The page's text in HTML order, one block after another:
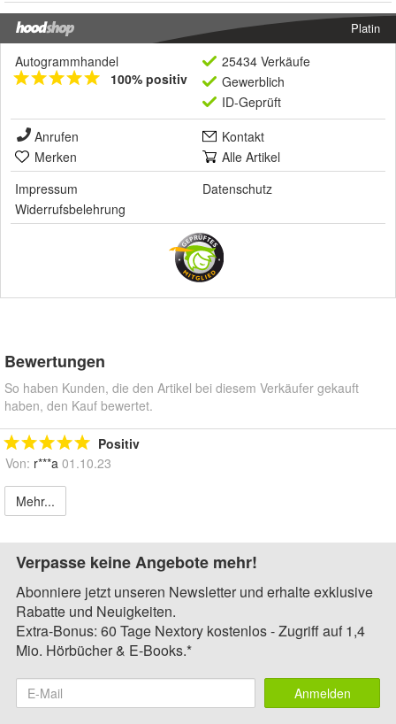
Platin
Autogrammhandel
100% positiv
25434 Verkäufe
Gewerblich
ID-Geprüft
Anrufen
Kontakt
Merken
Alle Artikel
Impressum
Datenschutz
Widerrufsbelehrung
Bewertungen
So haben Kunden, die den Artikel bei diesem Verkäufer gekauft
haben, den Kauf bewertet.
Positiv
Von: r***a 01.10.23
Mehr...
Verpasse keine Angebote mehr!
Abonniere jetzt unseren Newsletter und erhalte exklusive
Rabatte und Neuigkeiten.
Extra-Bonus: 60 Tage Nextory kostenlos - Zugriff auf 1,4
Mio. Hörbücher & E-Books.*
Anmelden